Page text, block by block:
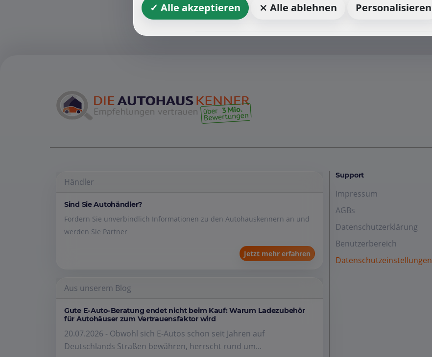
Händler
Sind Sie Autohändler?
Fordern Sie unverbindlich Informationen zu den Autohauskennern an und
werden Sie Partner
Jetzt mehr erfahren
Aus unserem Blog
Gute E-Auto-Beratung endet nicht beim Kauf: Warum Ladezubehör
für Autohäuser zum Vertrauensfaktor wird
20.07.2026 - Obwohl sich E-Autos schon seit Jahren auf
Deutschlands Straßen bewähren, herrscht rund um...
Support
Impressum
AGBs
Datenschutzerklärung
Benutzerbereich
Datenschutzeinstellungen
✓ Alle akzeptieren ⨯ Alle ablehnen Personalisieren